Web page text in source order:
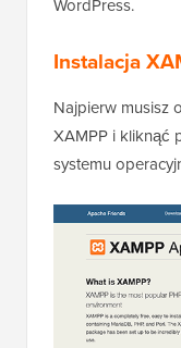
WordPress.
Instalacja
Najpierw musisz
XAMPP i kliknąć
systemu